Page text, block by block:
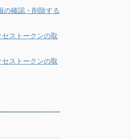
の確認・削除する
ストークンの取
ストークンの取